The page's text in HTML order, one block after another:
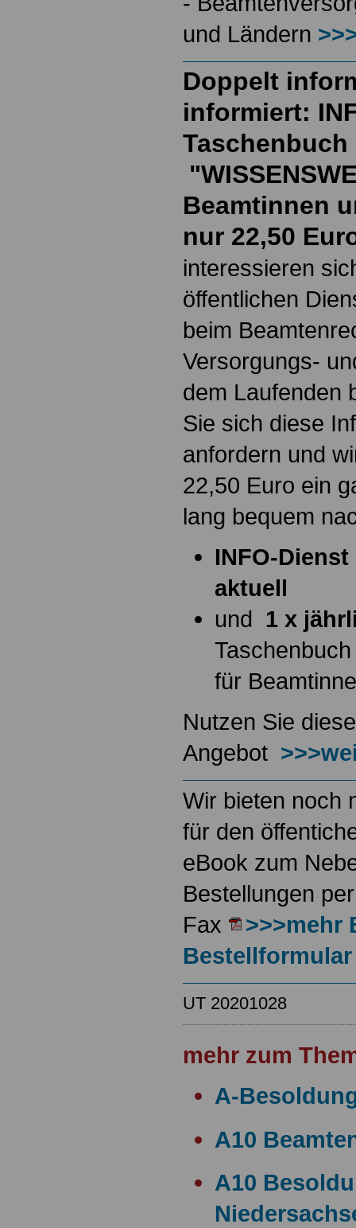
und Ländern
Doppelt
informiert:
Taschenbuch
Beamtinnen
nur 22,50
interessieren
öffentlichen
beim
Versorgungs-
dem Laufenden
Sie sich diese
anfordern und
22,50 Euro ein
lang bequem
INFO-
aktuell
und 1 x
Taschenbuch
für
Nutzen Sie
Angebot
Wir bieten noch
für den
eBook zum
Bestellungen
Fax
>>>mehr
Bestellformular
UT 20201028
mehr zum
A-
A10
A10